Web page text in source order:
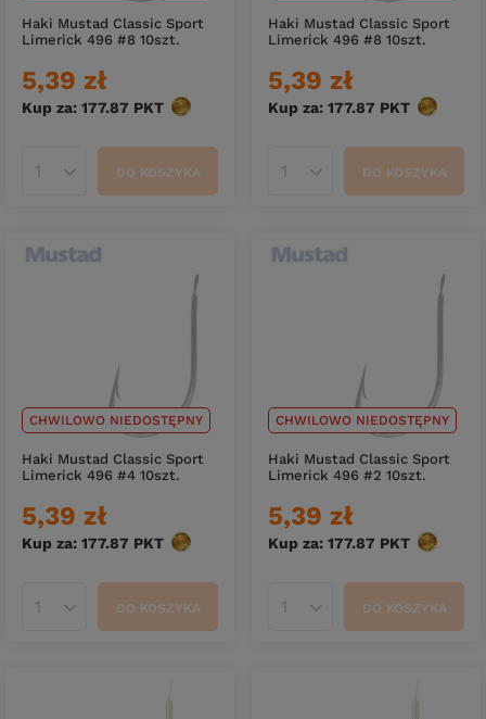
Haki Mustad Classic Sport
Limerick 496 #8 10szt.
5,39 zł
Kup za: 177.87 PKT punktów
Ilość produktówDO KOSZYKA
Haki Mustad Classic Sport
Limerick 496 #8 10szt.
5,39 zł
Kup za: 177.87 PKT punktów
Ilość produktówDO KOSZYKA
CHWILOWO NIEDOSTĘPNY
Haki Mustad Classic Sport
Limerick 496 #4 10szt.
5,39 zł
Kup za: 177.87 PKT punktów
Ilość produktówDO KOSZYKA
CHWILOWO NIEDOSTĘPNY
Haki Mustad Classic Sport
Limerick 496 #2 10szt.
5,39 zł
Kup za: 177.87 PKT punktów
Ilość produktówDO KOSZYKA